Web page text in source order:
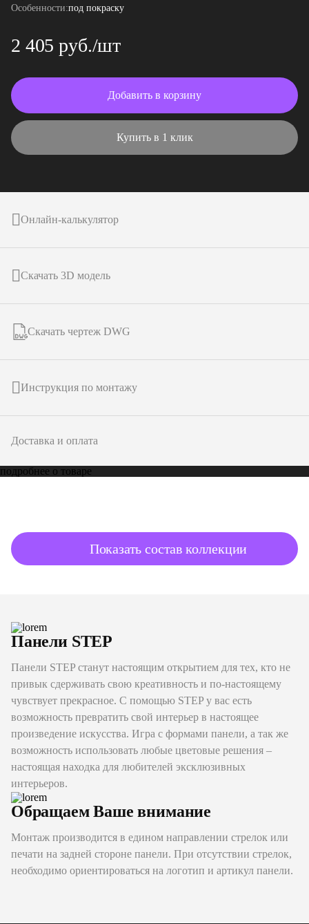
Особенности:под покраску
2 405 руб./шт
Добавить в корзину
Купить в 1 клик
Онлайн-калькулятор
Скачать 3D модель
Скачать чертеж DWG
Инструкция по монтажу
Доставка и оплата
подробнее о товаре
Показать состав коллекции
Панели STEP
Панели STEP станут настоящим открытием для тех, кто не
привык сдерживать свою креативность и по-настоящему
чувствует прекрасное. С помощью STEP у вас есть
возможность превратить свой интерьер в настоящее
произведение искусства. Игра с формами панели, а так же
возможность использовать любые цветовые решения –
настоящая находка для любителей эксклюзивных
интерьеров.
Обращаем Ваше внимание
Монтаж производится в едином направлении стрелок или
печати на задней стороне панели. При отсутствии стрелок,
необходимо ориентироваться на логотип и артикул панели.